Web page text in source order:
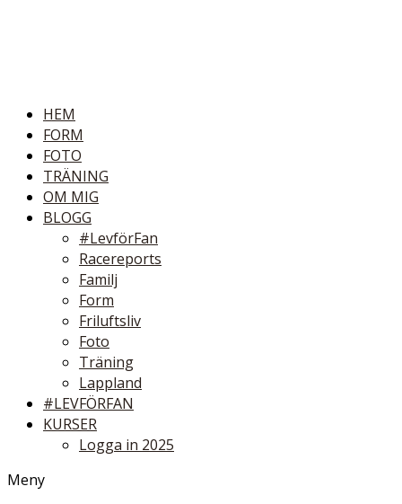
HEM
FORM
FOTO
TRÄNING
OM MIG
BLOGG
#LevförFan
Racereports
Familj
Form
Friluftsliv
Foto
Träning
Lappland
#LEVFÖRFAN
KURSER
Logga in 2025
Meny